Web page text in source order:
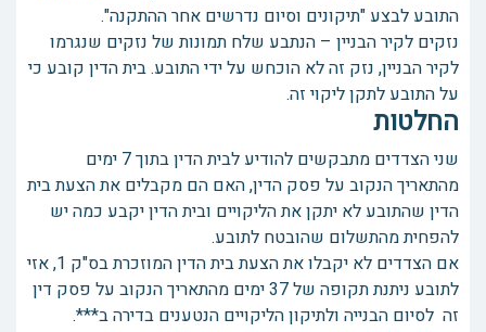
התובע לבצע "תיקונים וסיום נדרשים אחר ההתקנה".
נזקים לקיר הבניין – הנתבע שלח תמונות של נזקים שנגרמו
לקיר הבניין, נזק זה לא הוכחש על ידי התובע. בית הדין קובע כי
על התובע לתקן ליקוי זה.
החלטות
שני הצדדים מתבקשים להודיע לבית הדין בתוך 7 ימים
מהתאריך הנקוב על פסק הדין, האם הם מקבלים את הצעת בית
הדין שהתובע לא יתקן את הליקויים ובית הדין יקבע כמה יש
להפחית מהתשלום שהובטח לתובע.
אם הצדדים לא יקבלו את הצעת בית הדין המוזכרת בס"ק 1, אזי
לתובע ניתנת תקופה של 37 ימים מהתאריך הנקוב על פסק דין
זה לסיום הבנייה ולתיקון הליקויים הנטענים בדירה ב***.